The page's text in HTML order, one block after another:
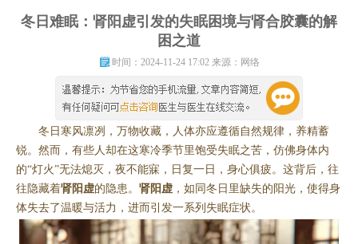
冬日难眠：肾阳虚引发的失眠困境与肾合胶囊的解
困之道
时间：2024-11-24 17:02 来源：网络
冬日寒风凛冽，万物收藏，人体亦应遵循自然规律，养精蓄
锐。然而，有些人却在这寒冷季节里饱受失眠之苦，仿佛身体内
的“灯火”无法熄灭，夜不能寐，日复一日，身心俱疲。这背后，往
往隐藏着肾阳虚的隐患。 肾阳虚 ，如同冬日里缺失的阳光，使得身
体失去了温暖与活力，进而引发一系列失眠症状。